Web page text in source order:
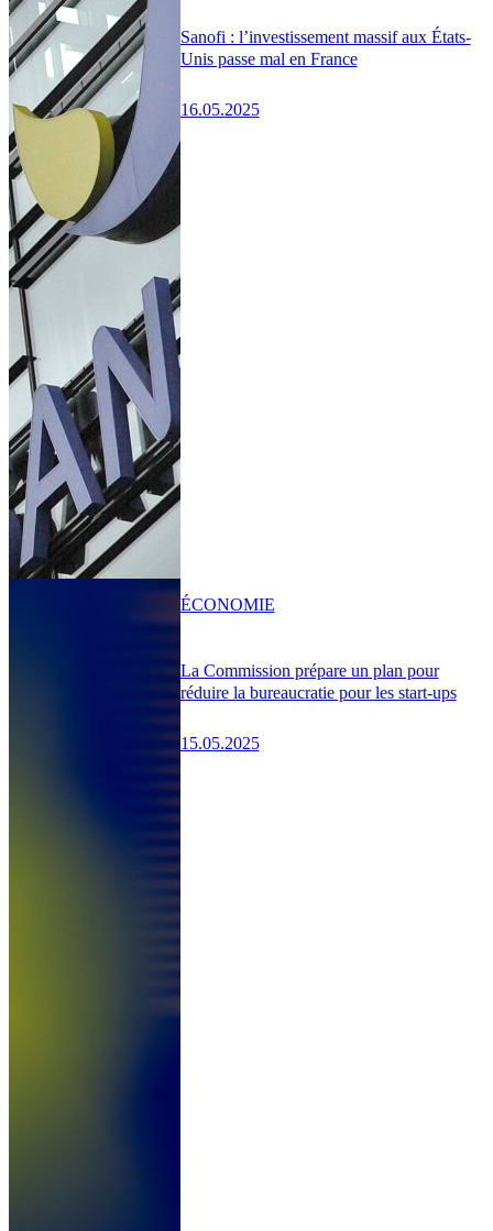
Sanofi : l’investissement massif aux États-
Unis passe mal en France
16.05.2025
La Commission prépare un plan pour
réduire la bureaucratie pour les start-ups
15.05.2025
ÉCONOMIE